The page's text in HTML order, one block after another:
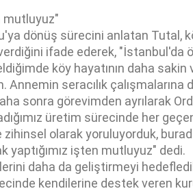
mutluyuz"
dönüş sürecini anlatan Tutal,
ifade ederek, "İstanbul'da
köy hayatının daha
Annemin seracılık çalışmalarına
sonra görevimden ayrılarak
üretim sürecinde her
zihinsel olarak yoruluyorduk,
yaptığımız işten mutluyuz" dedi.
daha da geliştirmeyi
kendilerine destek veren